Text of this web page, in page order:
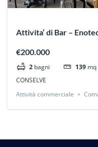
Attivita’ di Bar –
€200.000
2 bagni 139 mq
CONSELVE
Attività commerciale